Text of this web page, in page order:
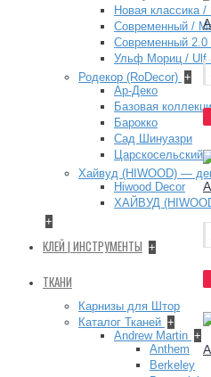
Новая классика
Современный /
Современный 2.0
Ульф Мориц / Ulf
Родекор (RoDecor) +
Ар-Деко
Базовая
Барокко
Сад Шинуазри
Царскосельский
Хайвуд (HIWOOD) —
Hiwood Decor
ХАЙВУД
+
КЛЕЙ | ИНСТРУМЕНТЫ +
ТКАНИ
Карнизы для Штор
Каталог Тканей +
Andrew Martin +
Anthem
Berkeley